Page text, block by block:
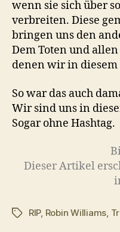
wenn sie sich über
verbreiten. Diese
bringen uns den
Dem Toten und
denen wir in
So war das auch
Wir sind uns in
Sogar ohne Hashtag.
Dieser Artikel
Schlagwörter
RIP, Robin Williams,